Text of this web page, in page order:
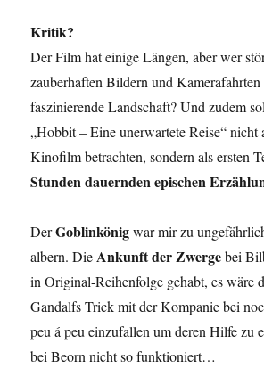
Kritik?
Der Film hat einige Längen, aber wer
zauberhaften Bildern und
faszinierende Landschaft? Und zudem
„Hobbit – Eine unerwartete Reise“ nicht
Kinofilm betrachten, sondern als ersten
Stunden dauernden epischen
DerGoblinkönigwar mir zu
albern. Die Ankunft der Zwergebei
in Original-Reihenfolge gehabt, es wäre
Gandalfs Trick mit der Kompanie bei
peu á peu einzufallen um deren Hilfe zu
bei Beorn nicht so funktioniert…